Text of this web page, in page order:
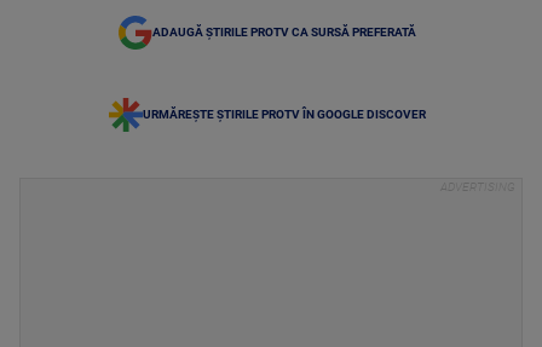
ADAUGĂ ȘTIRILE PROTV CA SURSĂ PREFERATĂ
URMĂREȘTE ȘTIRILE PROTV ÎN GOOGLE DISCOVER